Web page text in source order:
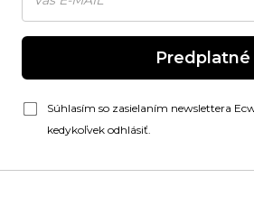
Predplatné
Súhlasím so zasielaním newslettera
kedykoľvek odhlásiť.